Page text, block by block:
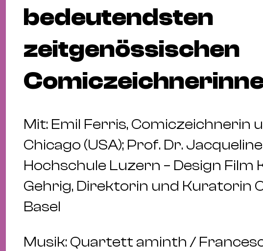
bedeutendsten
zeitgenössischen
Mit: Emil Ferris, Comiczeichnerin
Chicago (USA); Prof. Dr.
Hochschule Luzern – Design Film
Gehrig, Direktorin und Kuratorin
Basel
Musik: Quartett aminth /